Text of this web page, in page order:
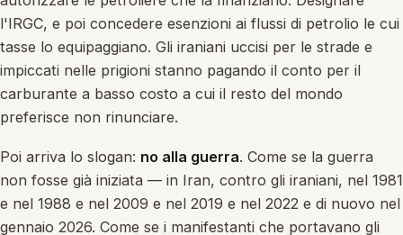
l'IRGC, e poi concedere esenzioni ai flussi di petrolio le cui
tasse lo equipaggiano. Gli iraniani uccisi per le strade e
impiccati nelle prigioni stanno pagando il conto per il
carburante a basso costo a cui il resto del mondo
preferisce non rinunciare.
Poi arriva lo slogan: no alla guerra. Come se la guerra
non fosse già iniziata — in Iran, contro gli iraniani, nel 1981
e nel 1988 e nel 2009 e nel 2019 e nel 2022 e di nuovo nel
gennaio 2026. Come se i manifestanti che portavano gli